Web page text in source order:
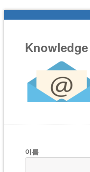
이름